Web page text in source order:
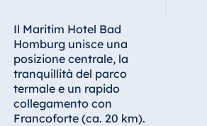
Hotel Bellevue
Kiel
Hotel Köln
Hotel
Königswinter
Il Maritim Hotel Bad
Homburg unisce una
posizione centrale, la
tranquillità del parco
termale e un rapido
collegamento con
Francoforte (ca. 20 km).